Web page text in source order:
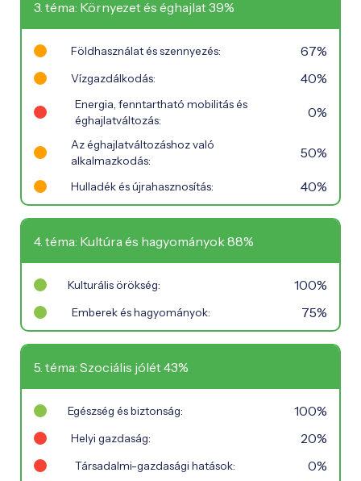
3. téma: Környezet és éghajlat 39%
Földhasználat és szennyezés: 67%
Vízgazdálkodás: 40%
Energia, fenntartható mobilitás és
éghajlatváltozás:
0%
Az éghajlatváltozáshoz való
alkalmazkodás:
50%
Hulladék és újrahasznosítás: 40%
4. téma: Kultúra és hagyományok 88%
Kulturális örökség: 100%
Emberek és hagyományok: 75%
5. téma: Szociális jólét 43%
Egészség és biztonság: 100%
Helyi gazdaság: 20%
Társadalmi-gazdasági hatások: 0%